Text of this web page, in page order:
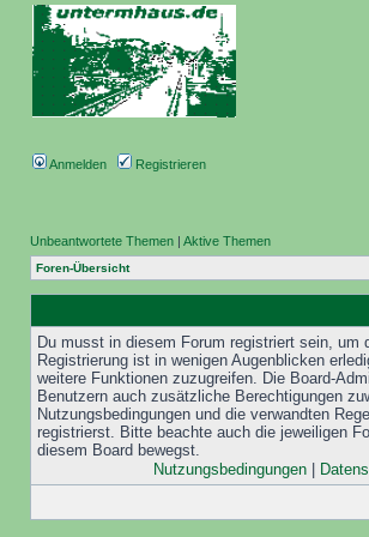
Anmelden Registrieren
Unbeantwortete Themen | Aktive Themen
Foren-Übersicht
Du musst in diesem Forum registriert sein, um
Registrierung ist in wenigen Augenblicken
weitere Funktionen zuzugreifen. Die Board-
Benutzern auch zusätzliche Berechtigungen
Nutzungsbedingungen und die verwandten
registrierst. Bitte beachte auch die jeweiligen
diesem Board bewegst.
Nutzungsbedingungen|